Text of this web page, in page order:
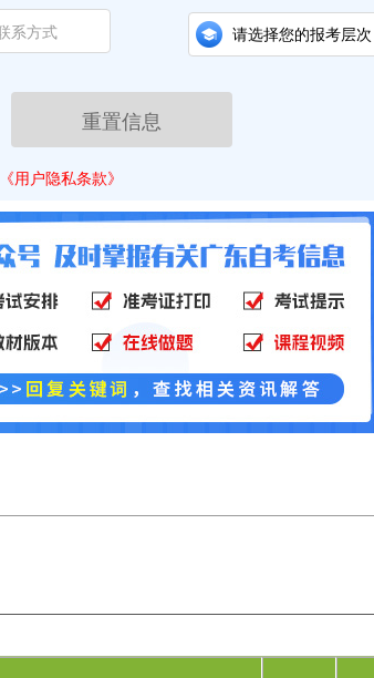
重置信息
《用户隐私条款》